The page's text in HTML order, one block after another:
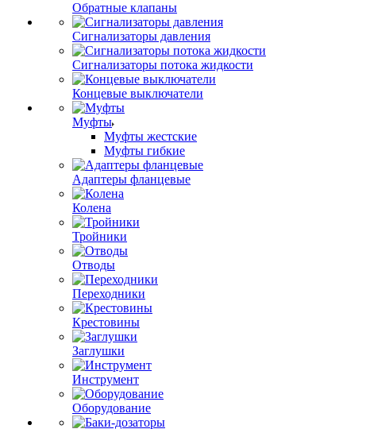
Обратные клапаны
Сигнализаторы давления
Сигнализаторы потока жидкости
Концевые выключатели
Муфты
Муфты жестские
Муфты гибкие
Адаптеры фланцевые
Колена
Тройники
Отводы
Переходники
Крестовины
Заглушки
Инструмент
Оборудование